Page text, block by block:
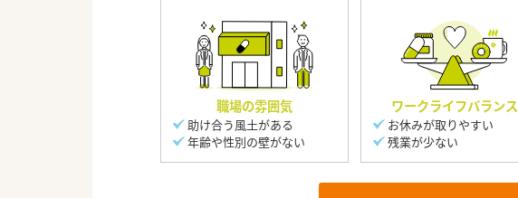
職場の雰囲気
助け合う風土がある
年齢や性別の壁がない
ワークライフバランス
お休みが取りやすい
残業が少ない